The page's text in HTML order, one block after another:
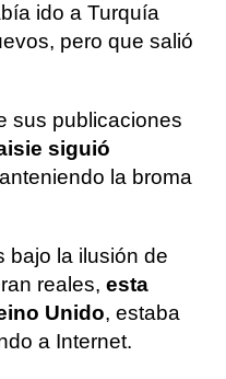
ido a Turquía
pero que salió
sus publicaciones
siguió
la broma
bajo la ilusión de
reales, esta
Unido, estaba
a Internet.